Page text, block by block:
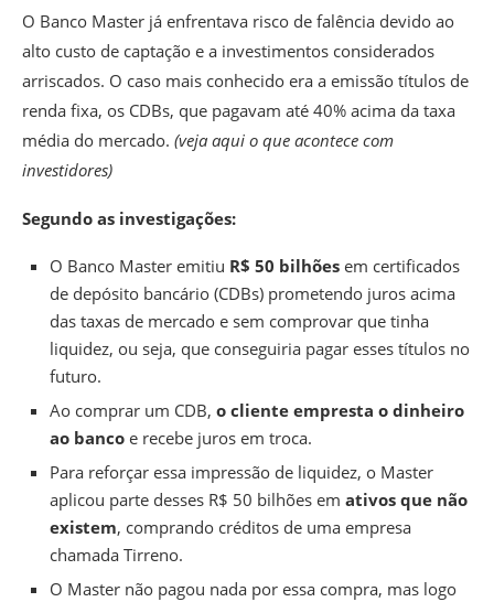
O Banco Master já enfrentava risco de falência devido ao
alto custo de captação e a investimentos considerados
arriscados. O caso mais conhecido era a emissão títulos de
renda fixa, os CDBs, que pagavam até 40% acima da taxa
média do mercado. (veja aqui o que acontece com
investidores)
Segundo as investigações:
O Banco Master emitiu R$ 50 bilhões em certificados
de depósito bancário (CDBs) prometendo juros acima
das taxas de mercado e sem comprovar que tinha
liquidez, ou seja, que conseguiria pagar esses títulos no
futuro.
Ao comprar um CDB, o cliente empresta o dinheiro
ao banco e recebe juros em troca.
Para reforçar essa impressão de liquidez, o Master
aplicou parte desses R$ 50 bilhões em ativos que não
existem, comprando créditos de uma empresa
chamada Tirreno.
O Master não pagou nada por essa compra, mas logo